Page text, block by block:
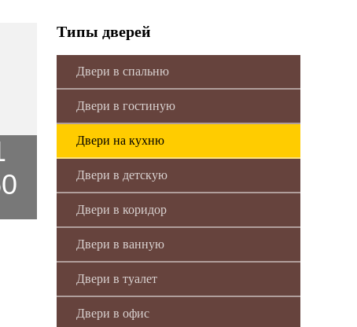
Типы дверей
Двери в спальню
Двери в гостиную
Двери на кухню
Двери в детскую
Двери в коридор
Двери в ванную
Двери в туалет
Двери в офис